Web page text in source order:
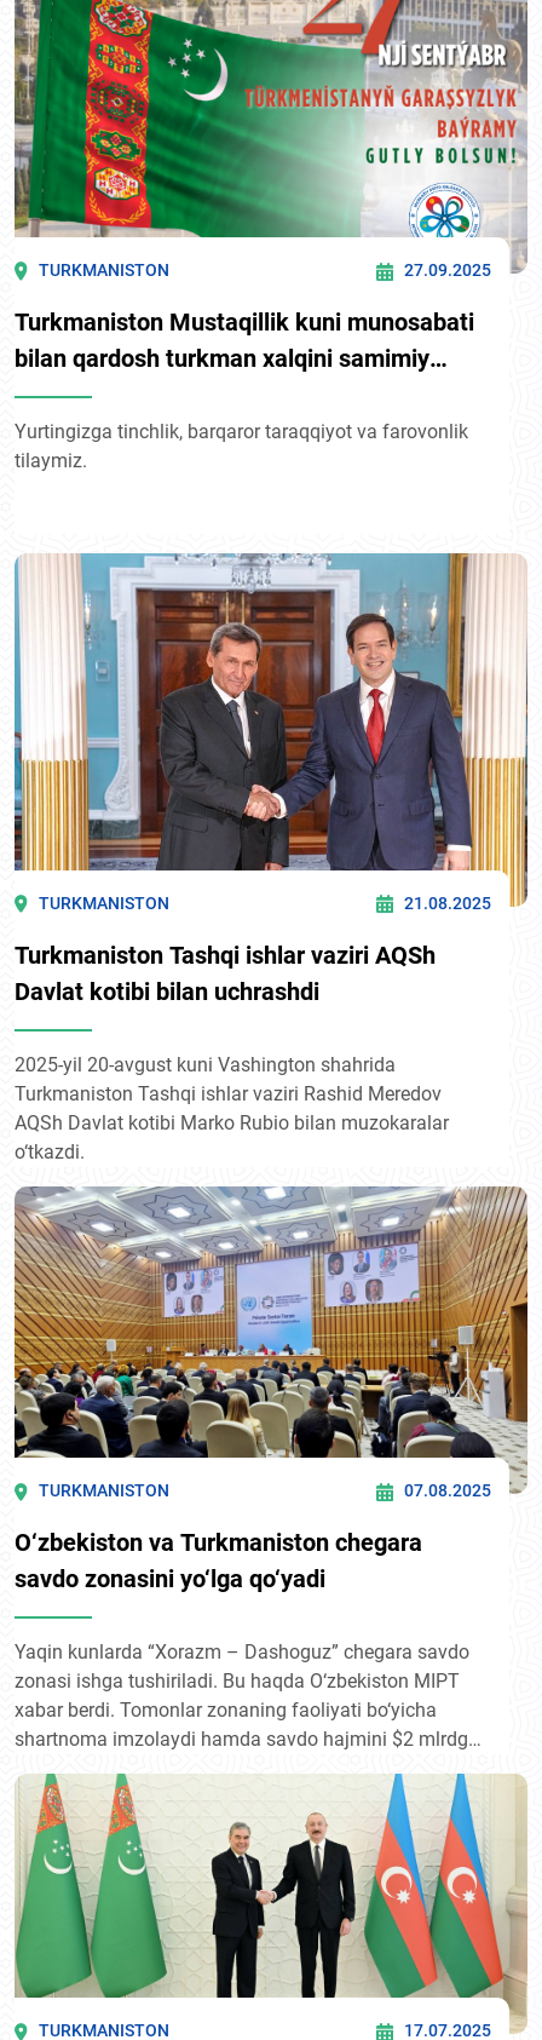
TURKMANISTON 27.09.2025
Turkmaniston Mustaqillik kuni munosabati
bilan qardosh turkman xalqini samimiy
tabriklaymiz.
Yurtingizga tinchlik, barqaror taraqqiyot va farovonlik
tilaymiz.
TURKMANISTON 21.08.2025
Turkmaniston Tashqi ishlar vaziri AQSh
Davlat kotibi bilan uchrashdi
2025-yil 20-avgust kuni Vashington shahrida
Turkmaniston Tashqi ishlar vaziri Rashid Meredov
AQSh Davlat kotibi Marko Rubio bilan muzokaralar
o‘tkazdi.
TURKMANISTON 07.08.2025
O‘zbekiston va Turkmaniston chegara
savdo zonasini yo‘lga qo‘yadi
Yaqin kunlarda “Xorazm – Dashoguz” chegara savdo
zonasi ishga tushiriladi. Bu haqda O‘zbekiston MIPT
xabar berdi. Tomonlar zonaning faoliyati bo‘yicha
shartnoma imzolaydi hamda savdo hajmini $2 mlrdga
yetkazish bo‘yicha harakatlar rejasini tasdiqlaydi.
TURKMANISTON 17.07.2025